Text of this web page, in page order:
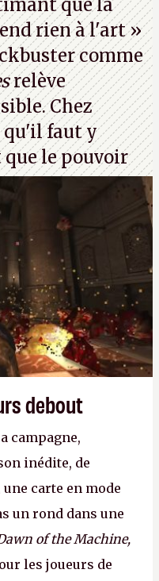
que la
rien à l'art »
comme
relève
Chez
qu'il faut y
le pouvoir
debout
campagne,
inédite, de
carte en mode
un rond dans une
of the Machine,
les joueurs de